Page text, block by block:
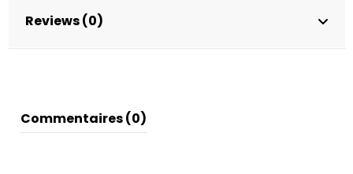
Reviews (0)
Commentaires (0)